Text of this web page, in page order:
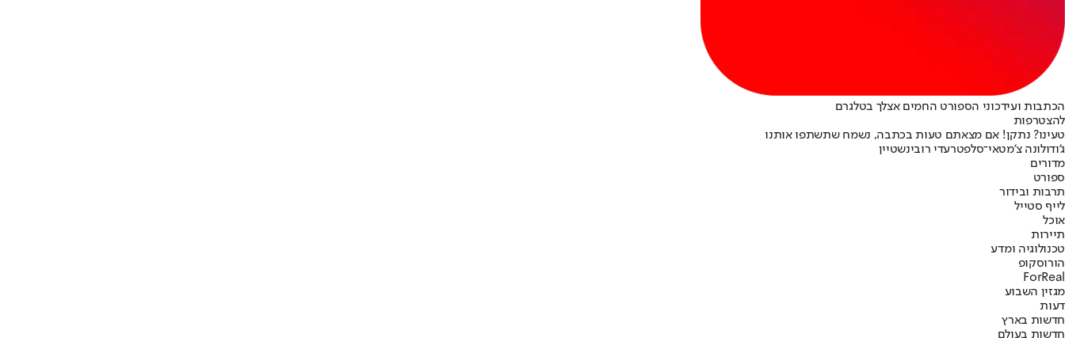
הכתבות ועידכוני הספורט החמים אצלך בטלגרם
להצטרפות
טעינו? נתקן! אם מצאתם טעות בכתבה, נשמח שתשתפו אותנו
ג'ודולונה צ'מטאי־סלפטרעדי רובינשטיין
מדורים
ספורט
תרבות ובידור
לייף סטייל
אוכל
תיירות
טכנולוגיה ומדע
הורוסקופ
ForReal
מגזין השבוע
דעות
חדשות בארץ
חדשות בעולם